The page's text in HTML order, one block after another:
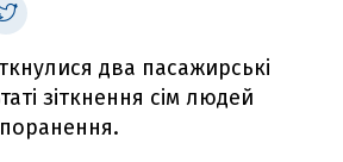
два пасажирські
зіткнення сім людей